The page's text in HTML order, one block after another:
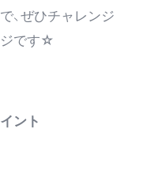
、ぜひチャレンジ
ジです☆
ント